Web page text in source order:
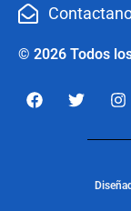
© 2026 Todos